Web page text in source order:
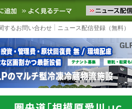
流ニュースをお届けします。物
お気に入りに追加 よく見るテーマ
するお問い合わせ ニュース配信登録（無料）